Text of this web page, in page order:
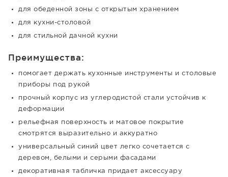
для обеденной зоны с открытым хранением
для кухни-столовой
для стильной дачной кухни
Преимущества:
помогает держать кухонные инструменты и столовые
приборы под рукой
прочный корпус из углеродистой стали устойчив к
деформации
рельефная поверхность и матовое покрытие
смотрятся выразительно и аккуратно
универсальный синий цвет легко сочетается с
деревом, белыми и серыми фасадами
декоративная табличка придает аксессуару